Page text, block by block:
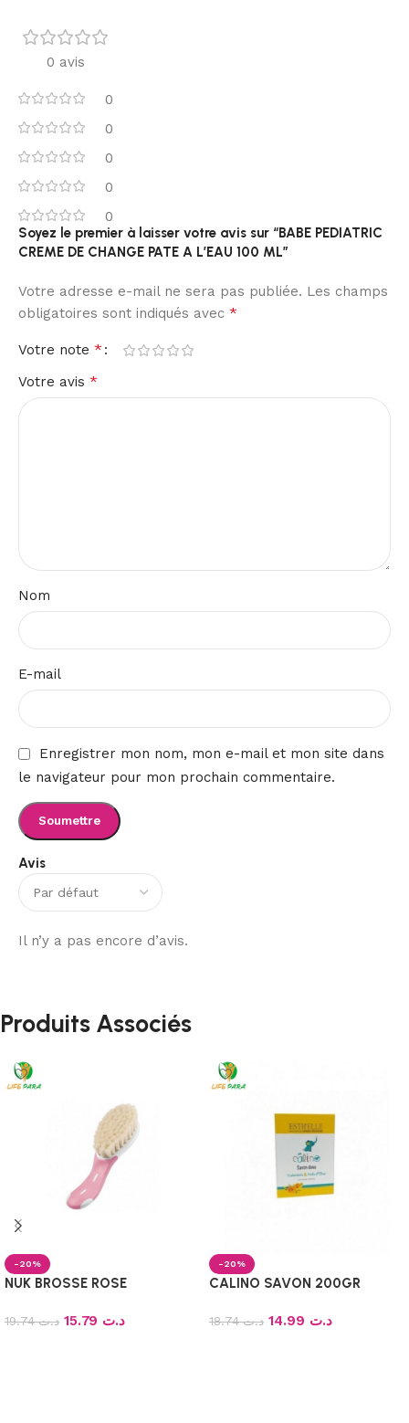
0 avis
0
0
0
0
0
Avis
Il n’y a pas encore d’avis.
Soyez le premier à laisser votre avis sur “BABE PEDIATRIC
CREME DE CHANGE PATE A L’EAU 100 ML”
Votre adresse e-mail ne sera pas publiée. Les champs
obligatoires sont indiqués avec *
Votre note *
Votre avis *
Nom
E-mail
Enregistrer mon nom, mon e-mail et mon site dans
le navigateur pour mon prochain commentaire.
Produits Associés
-20%
NUK BROSSE ROSE
د.ت19.74 د.ت
-20%
CALINO SAVON 200GR
د.ت18.74 د.ت